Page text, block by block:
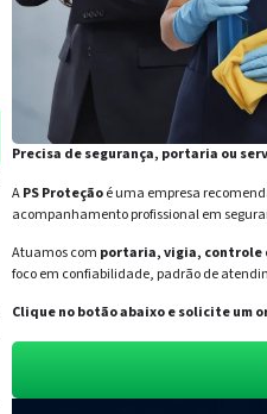
Precisa de segurança, portaria ou
APS Proteçãoé uma empresa
acompanhamento profissional em
Atuamos com portaria, vigia, controle
foco em confiabilidade, padrão de
Clique no botão abaixo e solicite um